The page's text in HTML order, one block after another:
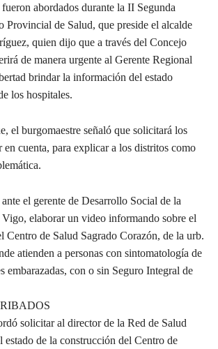
abordados durante la II Segunda
Provincial de Salud, que preside el alcalde
quien dijo que a través del Concejo
de manera urgente al Gerente Regional
brindar la información del estado
los hospitales.
el burgomaestre señaló que solicitará los
en cuenta, para explicar a los distritos como
el gerente de Desarrollo Social de la
elaborar un video informando sobre el
Centro de Salud Sagrado Corazón, de la urb.
atienden a personas con sintomatología de
embarazadas, con o sin Seguro Integral de
solicitar al director de la Red de Salud
de la construcción del Centro de